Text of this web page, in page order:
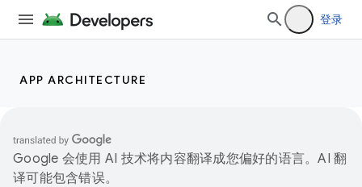
登录
APP ARCHITECTURE
Google 会使用 AI 技术将内容翻译成您偏好的语言。AI 翻
译可能包含错误。